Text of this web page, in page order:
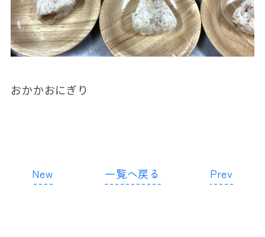
おかかおにぎり
New 一覧へ戻る Prev